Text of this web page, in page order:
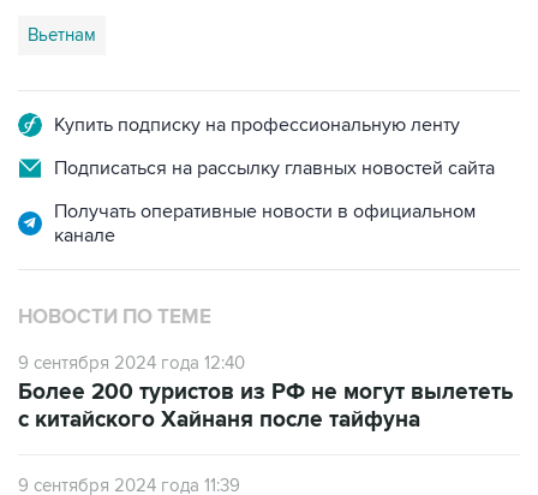
Подписаться на рассылку главных новостей сайта
Получать оперативные новости в официальном
НОВОСТИ ПО ТЕМЕ
9 сентября 2024 года 12:40
с китайского Хайнаня после тайфуна